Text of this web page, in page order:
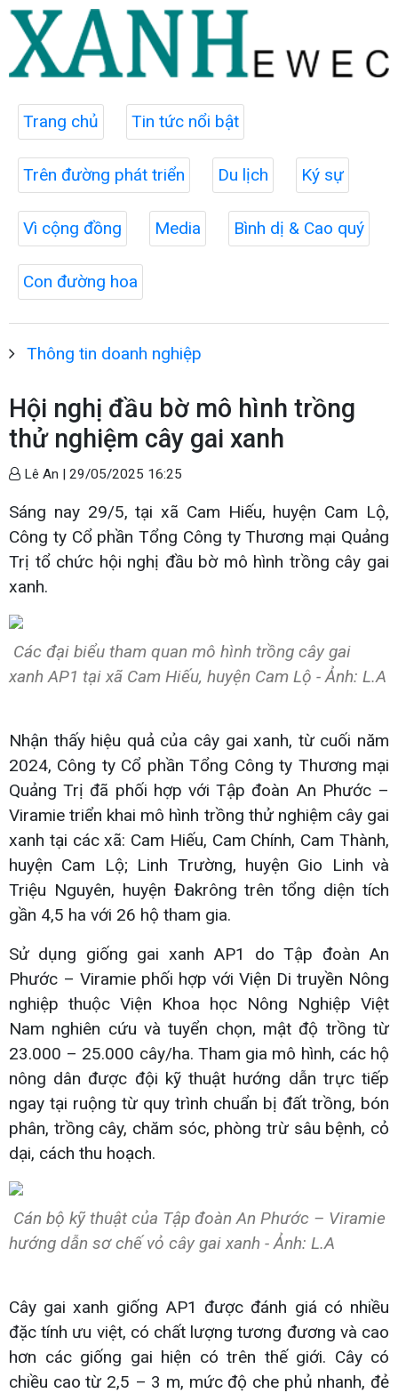
Trang chủ Tin tức nổi bật
Trên đường phát triển Du lịch Ký sự
Vì cộng đồng Media Bình dị & Cao quý
Con đường hoa
Thông tin doanh nghiệp
Hội nghị đầu bờ mô hình trồng
thử nghiệm cây gai xanh
Lê An | 29/05/2025 16:25
Sáng nay 29/5, tại xã Cam Hiếu, huyện Cam Lộ,
Công ty Cổ phần Tổng Công ty Thương mại Quảng
Trị tổ chức hội nghị đầu bờ mô hình trồng cây gai
xanh.
Các đại biểu tham quan mô hình trồng cây gai
xanh AP1 tại xã Cam Hiếu, huyện Cam Lộ - Ảnh: L.A
Nhận thấy hiệu quả của cây gai xanh, từ cuối năm
2024, Công ty Cổ phần Tổng Công ty Thương mại
Quảng Trị đã phối hợp với Tập đoàn An Phước –
Viramie triển khai mô hình trồng thử nghiệm cây gai
xanh tại các xã: Cam Hiếu, Cam Chính, Cam Thành,
huyện Cam Lộ; Linh Trường, huyện Gio Linh và
Triệu Nguyên, huyện Đakrông trên tổng diện tích
gần 4,5 ha với 26 hộ tham gia.
Sử dụng giống gai xanh AP1 do Tập đoàn An
Phước – Viramie phối hợp với Viện Di truyền Nông
nghiệp thuộc Viện Khoa học Nông Nghiệp Việt
Nam nghiên cứu và tuyển chọn, mật độ trồng từ
23.000 – 25.000 cây/ha. Tham gia mô hình, các hộ
nông dân được đội kỹ thuật hướng dẫn trực tiếp
ngay tại ruộng từ quy trình chuẩn bị đất trồng, bón
phân, trồng cây, chăm sóc, phòng trừ sâu bệnh, cỏ
dại, cách thu hoạch.
Cán bộ kỹ thuật của Tập đoàn An Phước – Viramie
hướng dẫn sơ chế vỏ cây gai xanh - Ảnh: L.A
Cây gai xanh giống AP1 được đánh giá có nhiều
đặc tính ưu việt, có chất lượng tương đương và cao
hơn các giống gai hiện có trên thế giới. Cây có
chiều cao từ 2,5 – 3 m, mức độ che phủ nhanh, đẻ